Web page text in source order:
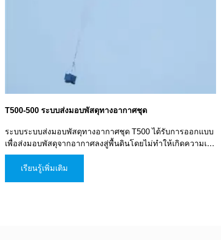
T500-500 ระบบส่งมอบพัสดุทางอากาศชุด
ระบบระบบส่งมอบพัสดุทางอากาศชุด T500 ได้รับการออกแบบ
เพื่อส่งมอบพัสดุจากอากาศลงสู่พื้นดินโดยไม่ทำให้เกิดความเสีย
หาย ซึ่งเป็นร่มชูชีพสำหรับพัสดุที่ได้รับการรับรองจากกองทัพ
ทั่วโลก ใช้ในการส่งมอบอุปกรณ์ วัสดุ และอื่น ๆ จากเครื่องบิน
เรียนรู้เพิ่มเติม